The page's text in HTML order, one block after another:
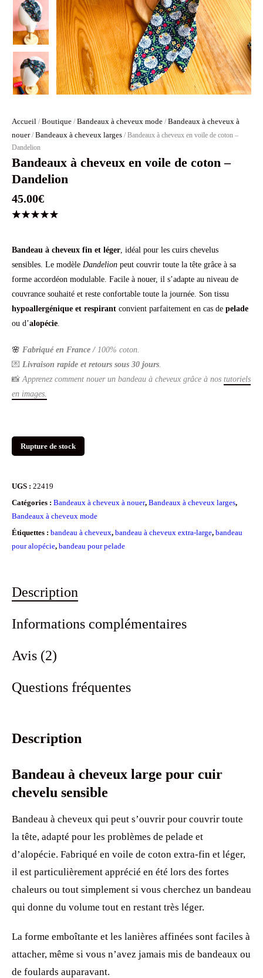
Accueil / Boutique / Bandeaux à cheveux mode / Bandeaux à cheveux à
nouer/ Bandeaux à cheveux larges / Bandeaux à cheveux en voile de coton –
Dandelion
Bandeaux à cheveux en voile de coton –
Dandelion
45.00€
basé
sur
notations
client
Bandeau à cheveux fin et léger , idéal pour les cuirs chevelus
sensibles. Le modèle Dandelion peut couvrir toute la tête grâce à sa
forme accordéon modulable. Facile à nouer, il s’adapte au niveau de
couvrance souhaité et reste confortable toute la journée. Son tissu
hypoallergénique et respirant convient parfaitement en cas de pelade
ou d’alopécie
🌸 Fabriqué en France / 100% coton.
💌 Livraison rapide et retours sous 30 jours
📸 Apprenez comment nouer un bandeau à cheveux grâce à nos tutoriels
en images.
Rupture de stock
UGS : 22419
Catégories : Bandeaux à cheveux à nouer, Bandeaux à cheveux larges,
Bandeaux à cheveux mode
Étiquettes : bandeau à cheveux, bandeau à cheveux extra-large, bandeau
pour alopécie, bandeau pour pelade
Description
Informations complémentaires
Avis (2)
Questions fréquentes
Description
Bandeau à cheveux large pour cuir
chevelu sensible
Bandeau à cheveux qui peut s’ouvrir pour couvrir toute
la tête, adapté pour les problèmes de pelade et
d’alopécie. Fabriqué en voile de coton extra-fin et léger,
il est particulièrement apprécié en été lors des fortes
chaleurs ou tout simplement si vous cherchez un bandeau
qui donne du volume tout en restant très léger.
La forme emboîtante et les lanières affinées sont faciles à
attacher, même si vous n’avez jamais mis de bandeaux ou
de foulards auparavant.